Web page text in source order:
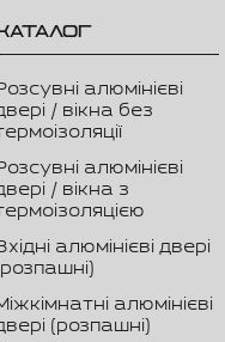
алюмінієві
/ вікна без
алюмінієві
/ вікна з
алюмінієві двері
алюмінієві
(розпашні)